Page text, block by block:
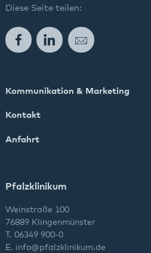
Diese Seite teilen:
FacebookLinkedInE-Mail
Kommunikation & Marketing
Kontakt
Anfahrt
Pfalzklinikum
Weinstraße 100
76889 Klingenmünster
T. 06349 900-0
E. info@pfalzklinikum.de